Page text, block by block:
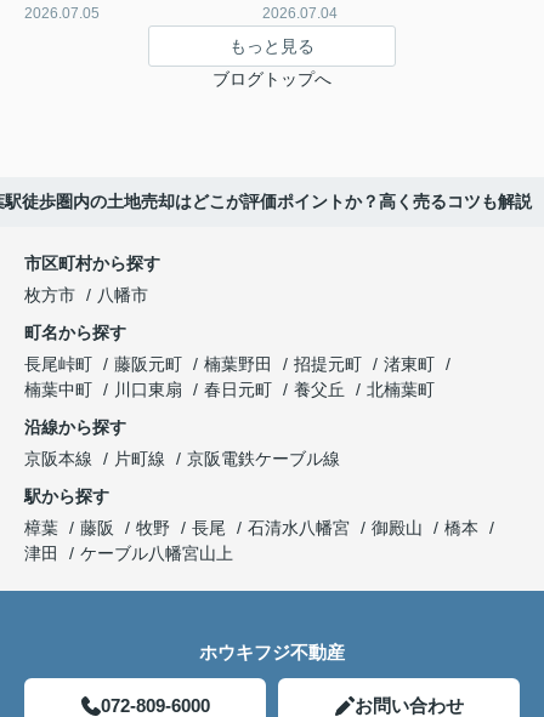
2026.07.05 2026.07.04
もっと見る
ブログトップへ
駅徒歩圏内の土地売却はどこが評価ポイントか？高く売るコツも解説
市区町村から探す
枚方市
八幡市
町名から探す
長尾峠町
藤阪元町 楠葉野田 招提元町
渚東町
楠葉中町
川口東扇 春日元町 養父丘
北楠葉町
沿線から探す
京阪本線
片町線
京阪電鉄ケーブル線
駅から探す
樟葉
藤阪 牧野 長尾 石清水八幡宮 御殿山
橋本
津田
ケーブル八幡宮山上
ホウキフジ不動産
072-809-6000 お問い合わせ